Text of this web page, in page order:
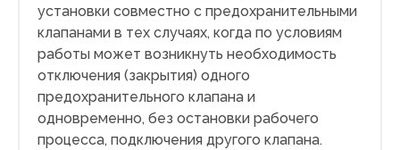
установки совместно с предохранительными
клапанами в тех случаях, когда по условиям
работы может возникнуть необходимость
отключения (закрытия) одного
предохранительного клапана и
одновременно, без остановки рабочего
процесса, подключения другого клапана.